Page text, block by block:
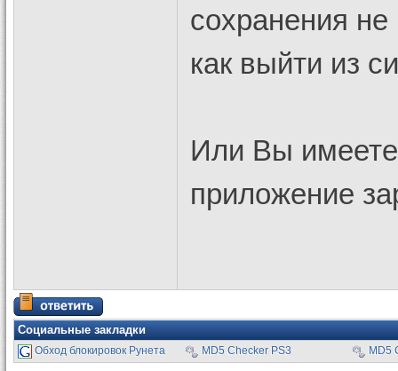
сохранения не
как выйти из
Или Вы
приложение
Социальные закладки
Обход блокировок Рунета MD5 Checker PS3 MD5